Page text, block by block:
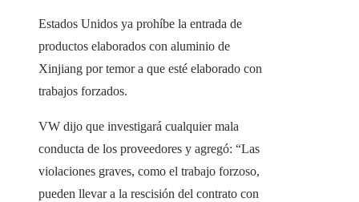
Estados Unidos ya prohíbe la entrada de
productos elaborados con aluminio de
Xinjiang por temor a que esté elaborado con
trabajos forzados.
VW dijo que investigará cualquier mala
conducta de los proveedores y agregó: “Las
violaciones graves, como el trabajo forzoso,
pueden llevar a la rescisión del contrato con